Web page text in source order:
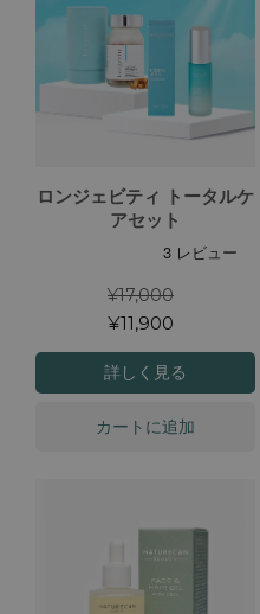
ロンジェビティ トータルケ
アセット
¥11,900
¥17,000
詳しく見る
カートに追加